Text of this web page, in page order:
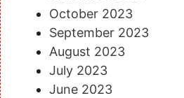
October 2023
September 2023
August 2023
July 2023
June 2023